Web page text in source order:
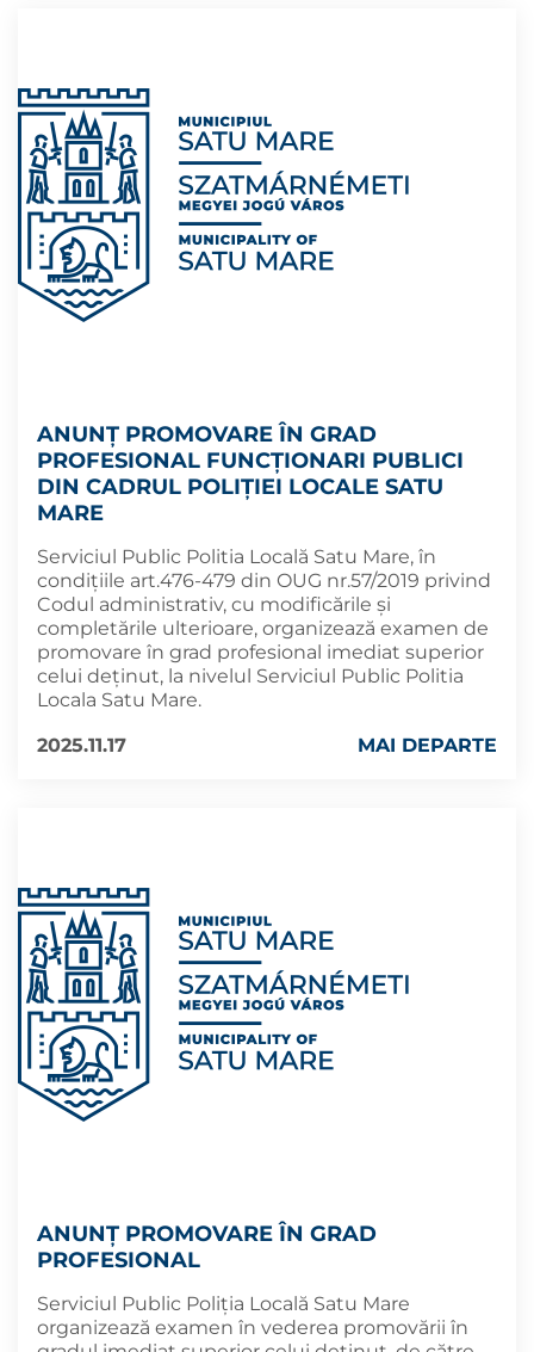
ANUNȚ PROMOVARE ÎN GRAD
PROFESIONAL FUNCȚIONARI PUBLICI
DIN CADRUL POLIȚIEI LOCALE SATU
MARE
Serviciul Public Politia Locală Satu Mare, în
condițiile art.476-479 din OUG nr.57/2019 privind
Codul administrativ, cu modificările şi
completările ulterioare, organizează examen de
promovare în grad profesional imediat superior
celui deținut, la nivelul Serviciul Public Politia
Locala Satu Mare.
2025.11.17
MAI DEPARTE
ANUNȚ PROMOVARE ÎN GRAD
PROFESIONAL
Serviciul Public Poliția Locală Satu Mare
organizează examen în vederea promovării în